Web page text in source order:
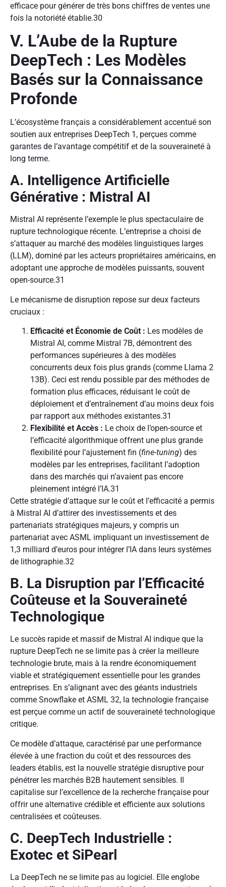
efficace pour générer de très bons chiffres de ventes une
fois la notoriété établie.30
V. L’Aube de la Rupture
DeepTech : Les Modèles
Basés sur la Connaissance
Profonde
L’écosystème français a considérablement accentué son
soutien aux entreprises DeepTech 1 , perçues comme
garantes de l’avantage compétitif et de la souveraineté à
long terme.
A. Intelligence Artificielle
Générative : Mistral AI
Mistral AI représente l’exemple le plus spectaculaire de
rupture technologique récente. L’entreprise a choisi de
s’attaquer au marché des modèles linguistiques larges
(LLM), dominé par les acteurs propriétaires américains, en
adoptant une approche de modèles puissants, souvent
open-source.31
Le mécanisme de disruption repose sur deux facteurs
cruciaux :
Efficacité et Économie de Coût : Les modèles de
Mistral AI, comme Mistral 7B, démontrent des
performances supérieures à des modèles
concurrents deux fois plus grands (comme Llama 2
13B). Ceci est rendu possible par des méthodes de
formation plus efficaces, réduisant le coût de
déploiement et d’entraînement d’au moins deux fois
par rapport aux méthodes existantes.31
Flexibilité et Accès : Le choix de l’open-source et
l’efficacité algorithmique offrent une plus grande
flexibilité pour l’ajustement fin (fine-tuning) des
modèles par les entreprises, facilitant l’adoption
dans des marchés qui n’avaient pas encore
pleinement intégré l’IA.31
Cette stratégie d’attaque sur le coût et l’efficacité a permis
à Mistral AI d’attirer des investissements et des
partenariats stratégiques majeurs, y compris un
partenariat avec ASML impliquant un investissement de
1,3 milliard d’euros pour intégrer l’IA dans leurs systèmes
de lithographie.32
B. La Disruption par l’Efficacité
Coûteuse et la Souveraineté
Technologique
Le succès rapide et massif de Mistral AI indique que la
rupture DeepTech ne se limite pas à créer la meilleure
technologie brute, mais à la rendre économiquement
viable et stratégiquement essentielle pour les grandes
entreprises. En s’alignant avec des géants industriels
comme Snowflake et ASML 32, la technologie française
est perçue comme un actif de souveraineté technologique
critique.
Ce modèle d’attaque, caractérisé par une performance
élevée à une fraction du coût et des ressources des
leaders établis, est la nouvelle stratégie disruptive pour
pénétrer les marchés B2B hautement sensibles. Il
capitalise sur l’excellence de la recherche française pour
offrir une alternative crédible et efficiente aux solutions
centralisées et coûteuses.
C. DeepTech Industrielle :
Exotec et SiPearl
La DeepTech ne se limite pas au logiciel. Elle englobe